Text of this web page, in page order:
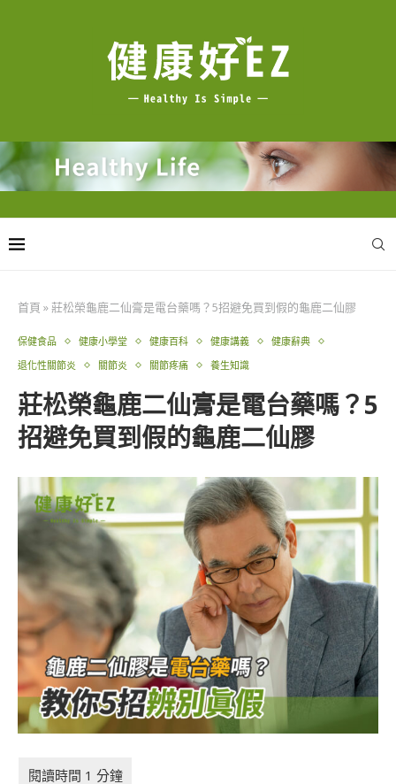
首頁 »莊松榮龜鹿二仙膏是電台藥嗎？5招避免買到假的龜鹿二仙膠
保健食品 健康小學堂 健康百科 健康講義
健康辭典
退化性關節炎
關節炎 關節疼痛 養生知識
莊松榮龜鹿二仙膏是電台藥嗎？5
招避免買到假的龜鹿二仙膠